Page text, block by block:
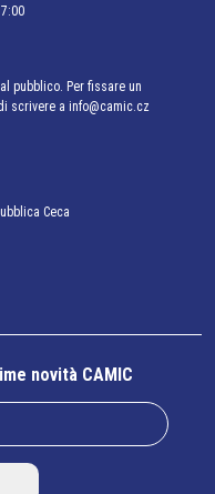
pubblico. Per fissare un
scrivere a info@camic.cz
Ceca
novità CAMIC